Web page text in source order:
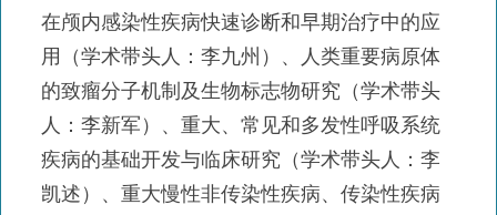
在颅内感染性疾病快速诊断和早期治疗中的应
用（学术带头人：李九州）、人类重要病原体
的致瘤分子机制及生物标志物研究（学术带头
人：李新军）、重大、常见和多发性呼吸系统
疾病的基础开发与临床研究（学术带头人：李
凯述）、重大慢性非传染性疾病、传染性疾病